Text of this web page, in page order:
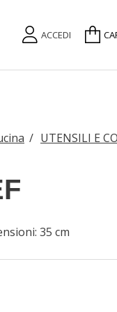
ACCEDI
/ UTENSILI E
35 cm